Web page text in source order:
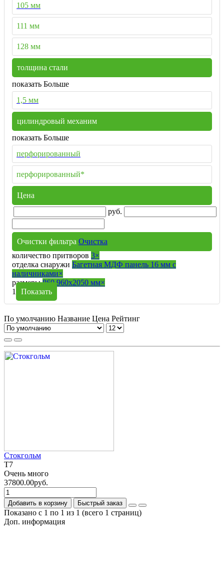
105 мм
111 мм
128 мм
толщина стали
показать Больше
1,5 мм
цилиндровый механим
показать Больше
перфорированный
перфорированный*
Цена
руб.
Очистки фильтра Очистка
количество притворов 3×
отделка снаружи Багетная МДФ панель 16 мм с
наличниками×
размеры 860,960х2050 мм×
1
Показать
По умолчанию Название Цена Рейтинг
Стокгольм
T7
Очень много
37800.00руб.
Добавить в корзину Быстрый заказ
Показано с 1 по 1 из 1 (всего 1 страниц)
Доп. информация